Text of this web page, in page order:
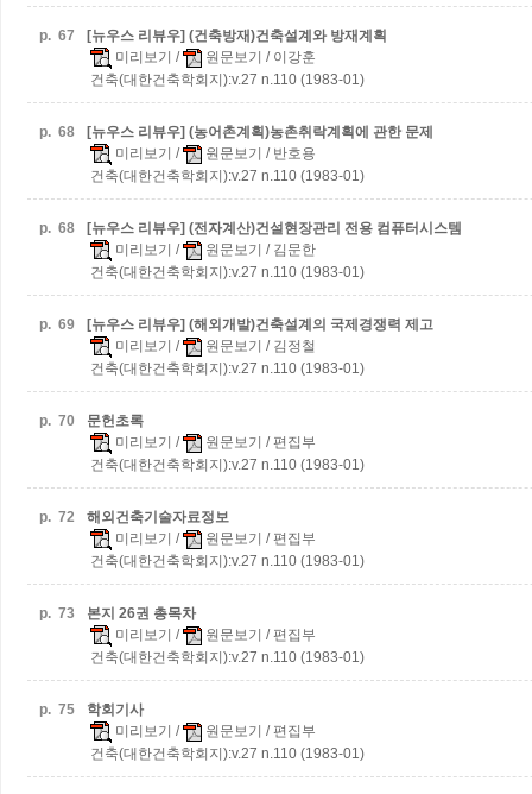
p. 67
[뉴우스 리뷰우] (건축방재)건축설계와 방재계획
미리보기 / 원문보기 / 이강훈
건축(대한건축학회지):v.27 n.110 (1983-01)
p. 68
[뉴우스 리뷰우] (농어촌계획)농촌취락계획에 관한 문제
미리보기 / 원문보기 / 반호용
건축(대한건축학회지):v.27 n.110 (1983-01)
p. 68
[뉴우스 리뷰우] (전자계산)건설현장관리 전용 컴퓨터시스템
미리보기 / 원문보기 / 김문한
건축(대한건축학회지):v.27 n.110 (1983-01)
p. 69
[뉴우스 리뷰우] (해외개발)건축설계의 국제경쟁력 제고
미리보기 / 원문보기 / 김정철
건축(대한건축학회지):v.27 n.110 (1983-01)
p. 70
문헌초록
미리보기 / 원문보기 / 편집부
건축(대한건축학회지):v.27 n.110 (1983-01)
p. 72
해외건축기술자료정보
미리보기 / 원문보기 / 편집부
건축(대한건축학회지):v.27 n.110 (1983-01)
p. 73
본지 26권 총목차
미리보기 / 원문보기 / 편집부
건축(대한건축학회지):v.27 n.110 (1983-01)
p. 75
학회기사
미리보기 / 원문보기 / 편집부
건축(대한건축학회지):v.27 n.110 (1983-01)